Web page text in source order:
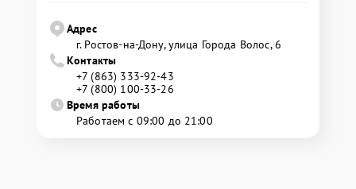
Адрес
г. Ростов-на-Дону, улица Города Волос, 6
Контакты
+7 (863) 333-92-43
+7 (800) 100-33-26
Время работы
Работаем с 09:00 до 21:00